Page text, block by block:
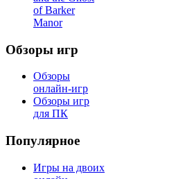
of Barker
Manor
Обзоры игр
Обзоры
онлайн-игр
Обзоры игр
для ПК
Популярное
Игры на двоих